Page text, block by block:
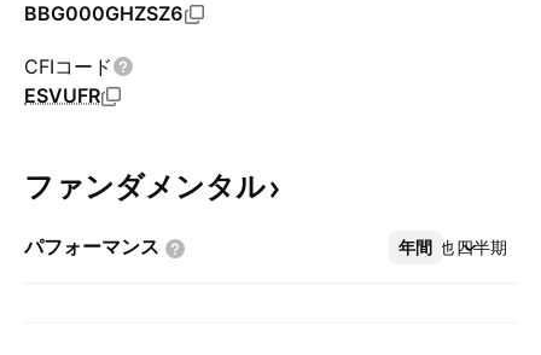
BBG000GHZSZ6
CFIコード
ESVUFR
ファンダメンタル
パフォーマンス 年間 四半期
その他